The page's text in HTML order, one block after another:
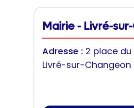
Mairie - Livré-
Adresse : 2 place du
Livré-sur-Changeon